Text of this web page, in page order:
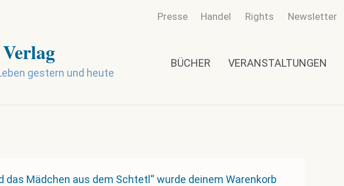
Presse Handel Rights Newsletter
gestern und heute
BÜCHER VERANSTALTUNGEN
das Mädchen aus dem Schtetl“ wurde deinem Warenkorb